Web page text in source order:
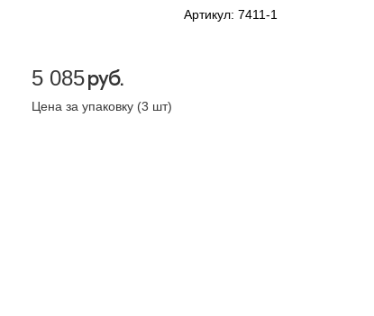
Артикул: 7411-1
5 085руб.
Цена за упаковку (3 шт)